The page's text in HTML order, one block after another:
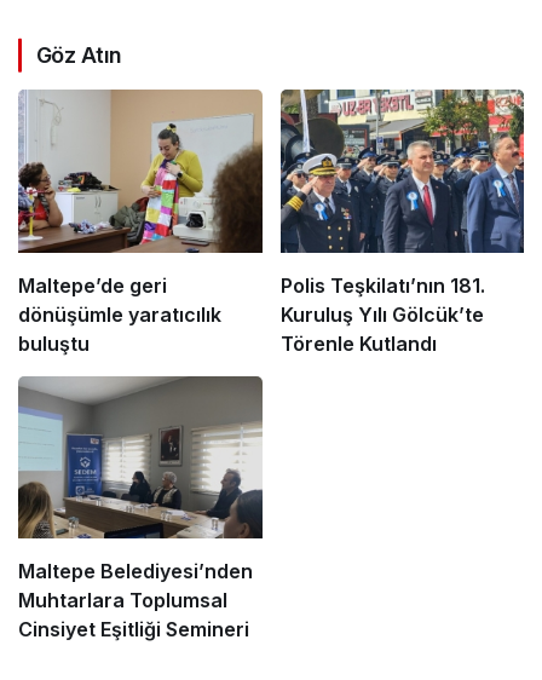
Göz Atın
Maltepe’de geri
dönüşümle yaratıcılık
buluştu
Polis Teşkilatı’nın 181.
Kuruluş Yılı Gölcük’te
Törenle Kutlandı
Maltepe Belediyesi’nden
Muhtarlara Toplumsal
Cinsiyet Eşitliği Semineri